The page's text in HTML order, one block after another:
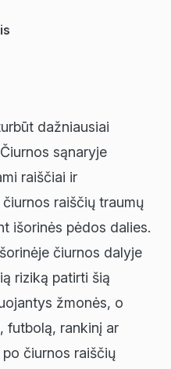
dažniausiai
sąnaryje
raiščiai ir
raiščių traumų
išorinės pėdos dalies.
čiurnos dalyje
riziką patirti šią
žmonės, o
futbolą, rankinį ar
čiurnos raiščių